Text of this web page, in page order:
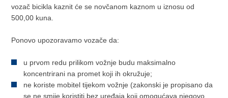
vozač bicikla kaznit će se novčanom kaznom u iznosu od
500,00 kuna.
Ponovo upozoravamo vozače da:
u prvom redu prilikom vožnje budu maksimalno
koncentrirani na promet koji ih okružuje;
ne koriste mobitel tijekom vožnje (zakonski je propisano da
se ne smije koristiti bez uređaja koji omogućava njegovo